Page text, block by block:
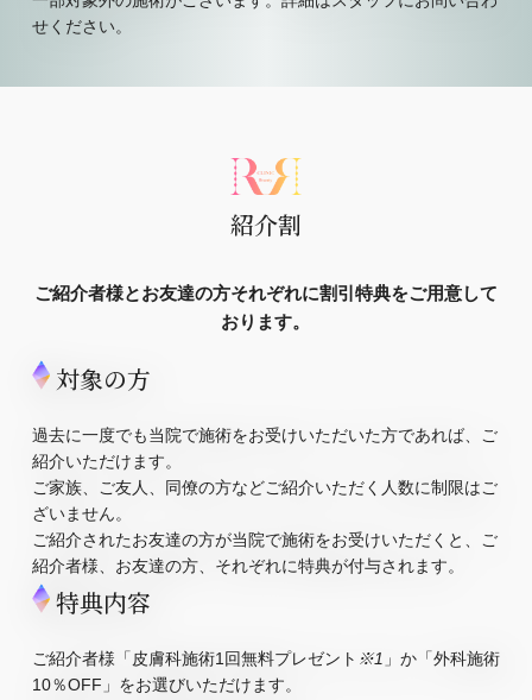
せください。
紹介割
ご紹介者様とお友達の方それぞれに割引特典をご用意して
おります。
対象の方
過去に一度でも当院で施術をお受けいただいた方であれば、ご
紹介いただけます。
ご家族、ご友人、同僚の方などご紹介いただく人数に制限はご
ざいません。
ご紹介されたお友達の方が当院で施術をお受けいただくと、ご
紹介者様、お友達の方、それぞれに特典が付与されます。
特典内容
ご紹介者様「皮膚科施術1回無料プレゼント ※1 」か「外科施術
10％OFF」をお選びいただけます。